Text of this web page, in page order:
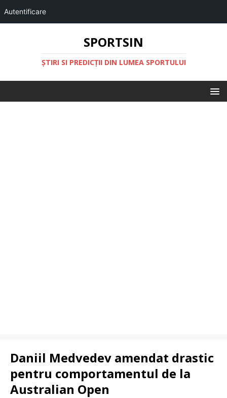
Autentificare
SPORTSIN
ŞTIRI SI PREDICŢII DIN LUMEA SPORTULUI
Daniil Medvedev amendat drastic
pentru comportamentul de la
Australian Open